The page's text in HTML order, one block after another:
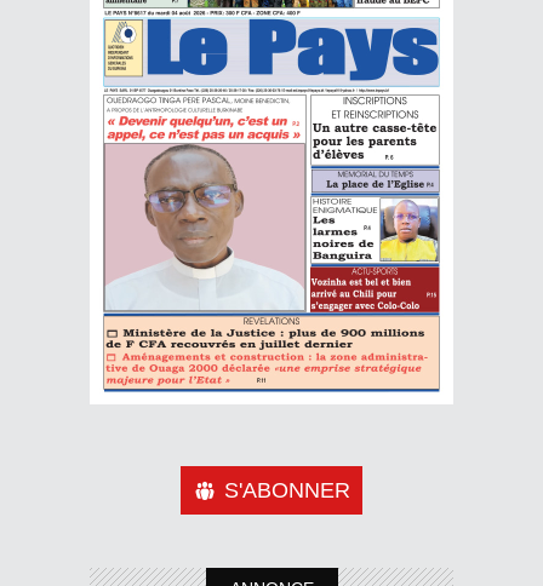
S'ABONNER